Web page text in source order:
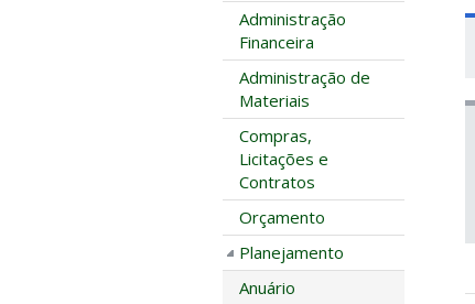
Administração
Financeira
Administração de
Materiais
Compras,
Licitações e
Contratos
Orçamento
Planejamento
Anuário